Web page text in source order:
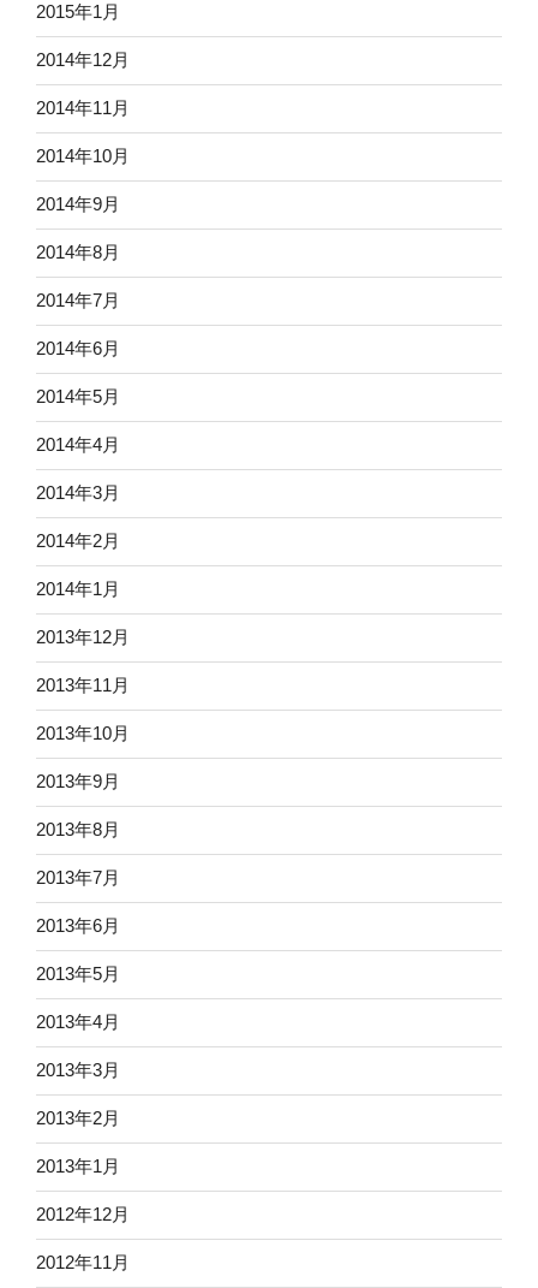
2015年1月
2014年12月
2014年11月
2014年10月
2014年9月
2014年8月
2014年7月
2014年6月
2014年5月
2014年4月
2014年3月
2014年2月
2014年1月
2013年12月
2013年11月
2013年10月
2013年9月
2013年8月
2013年7月
2013年6月
2013年5月
2013年4月
2013年3月
2013年2月
2013年1月
2012年12月
2012年11月